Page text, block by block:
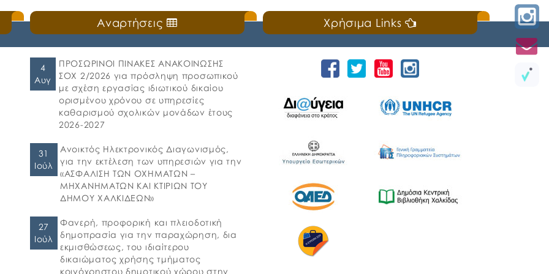
Τακτική συνεδρίαση της Δημοτικής Επιτροπής
θα διεξαχθεί στο Δημοτικό Κατάστημα επί
των οδών Ληλαντίων και Μεγασθένους 34, τη
Δευτέρα 20 Ιουλίου 2026 και ώρα 13:00 μ.μ.,
για συζήτηση και λήψη απόφασης στα
παρακάτω θέματα της ημερήσιας διάταξης,
σύμφωνα με: α) το άρθρο 77 του Ν.
4555/2018 που αντικατέστησε το άρθρο 75
του Ν.3852/2010, β) το […]
Ειδική συνεδρίαση του Δημοτικού Συμβουλίου
του Δήμου Χαλκιδέων πραγματοποιήθηκε
χθες, Δευτέρα 6 Ιουλίου 2026, κατά την οποία
εκλέχτηκαν με φανερή ψηφοφορία τα μέλη
του Προεδρείου του Δημοτικού Συμβουλίου
Δημοτικής Επιτροπής του Δήμου Χαλκιδέων.
👉🏼Μετά την φανερή ψηφοφορία, η σύνθεση
του Προεδρείου, έχει ως εξής: Πρόεδρος:
Αναρτήσεις
4
Αυγ
ΠΡΟΣΩΡΙΝΟΙ ΠΙΝΑΚΕΣ ΑΝΑΚΟΙΝΩΣΗΣ
ΣΟΧ 2/2026 για πρόσληψη προσωπικού
με σχέση εργασίας ιδιωτικού δικαίου
ορισμένου χρόνου σε υπηρεσίες
καθαρισμού σχολικών μονάδων έτους
2026-2027
31
Ιούλ
Ανοικτός Ηλεκτρονικός Διαγωνισμός,
για την εκτέλεση των υπηρεσιών για την
«ΑΣΦΑΛΙΣΗ ΤΩΝ ΟΧΗΜΑΤΩΝ –
ΜΗΧΑΝΗΜΑΤΩΝ ΚΑΙ ΚΤΙΡΙΩΝ ΤΟΥ
ΔΗΜΟΥ ΧΑΛΚΙΔΕΩΝ»
27
Ιούλ
Φανερή, προφορική και πλειοδοτική
δημοπρασία για την παραχώρηση, δια
εκμισθώσεως, του ιδιαίτερου
δικαιώματος χρήσης τμήματος
κοινόχρηστου δημοτικού χώρου στην
Χρήσιμα Links